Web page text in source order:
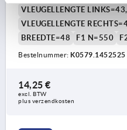
VLEUGELLENGTE
VLEUGELLENGTE
BREEDTE=48
F1 N=550
Bestelnummer: K0579.1452525
14,25 €
excl. BTW
plus verzendkosten